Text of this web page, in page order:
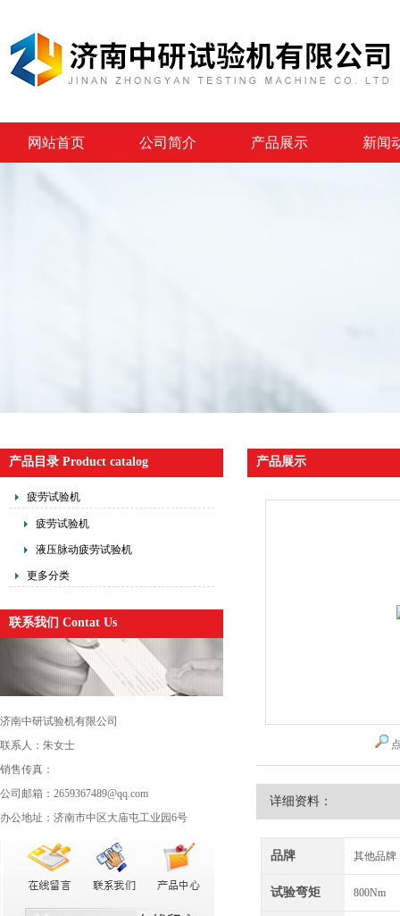
网站首页 公司简介 产品展示 新闻
产品目录 Product catalog
疲劳试验机
疲劳试验机
液压脉动疲劳试验机
更多分类
联系我们 Contat Us
济南中研试验机有限公司
联系人：朱女士
销售传真：
公司邮箱：2659367489@qq.com
办公地址：济南市中区大庙屯工业园6号
产品展示
详细资料：
品牌 其他品牌
试验弯矩 800Nm